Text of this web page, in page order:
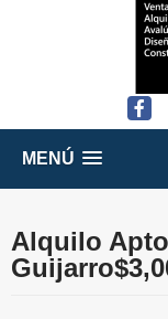
MENÚ
Alquilo